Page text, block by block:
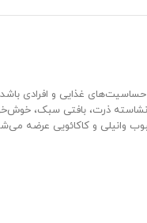
غذایی و افرادی
ذرت، بافتی سبک،
و کاکائویی عرضه